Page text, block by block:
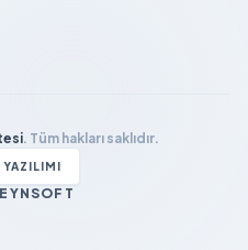
. Tüm hakları saklıdır.
YAZILIMI